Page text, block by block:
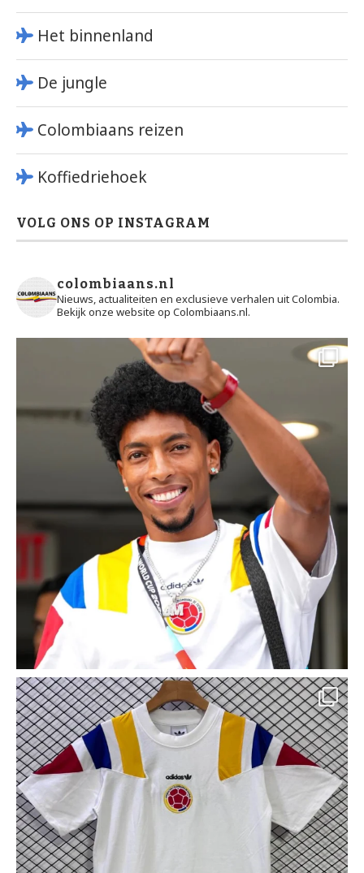
Het binnenland
De jungle
Colombiaans reizen
Koffiedriehoek
VOLG ONS OP INSTAGRAM
colombiaans.nl
Nieuws, actualiteiten en exclusieve verhalen uit Colombia.
Bekijk onze website op Colombiaans.nl.